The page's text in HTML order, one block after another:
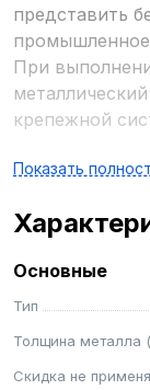
представить
промышленное
При
крепежной
также других
невозможно
прокладки
уголок
усиления
нагрузкам,
Показать
Основные
Тип
Толщина металла
Скидка не